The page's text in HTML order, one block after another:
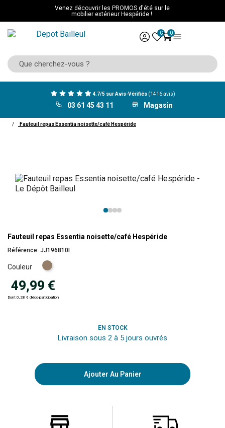
Venez découvrir les PROMOS d'été sur le
mobilier extérieur Hespéride !
0 0
4.7/5 sur Avis-Vérifiés (1416 avis)
03 61 45 43 11 Magasin
Fauteuil repas Essentia noisette/café Hespéride
Fauteuil repas Essentia noisette/café Hespéride
Référence: JJ196810I
Couleur
Noisette
49,99 €
Dont 0,28 € d'éco-participation
EN STOCK
Livraison sous 2 à 5 jours ouvrés
Ajouter Au Panier